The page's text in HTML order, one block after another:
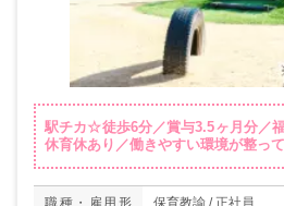
駅チカ☆徒歩6分／賞与3.5ヶ月分／
休育休あり／働きやすい環境が整っ
職種・雇用形 保育教諭 / 正社員